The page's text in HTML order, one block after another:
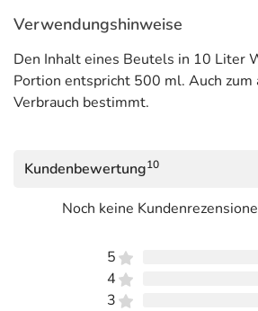
Verwendungshinweise
Den Inhalt eines Beutels in 10 Liter
Portion entspricht 500 ml. Auch zum
Verbrauch bestimmt.
Kundenbewertung10
Noch keine
5
4
3